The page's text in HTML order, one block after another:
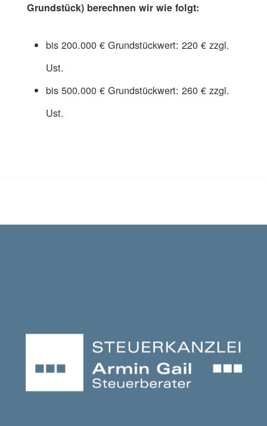
Grundstück) berechnen wir wie folgt:
bis 200.000 € Grundstückwert: 220 € zzgl.
Ust.
bis 500.000 € Grundstückwert: 260 € zzgl.
Ust.